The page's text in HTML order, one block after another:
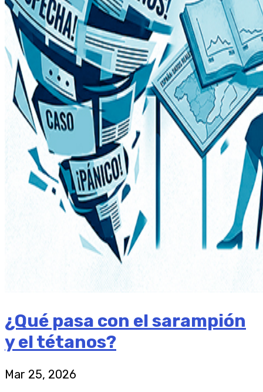
¿Qué pasa con el sarampión
y el tétanos?
Mar 25, 2026